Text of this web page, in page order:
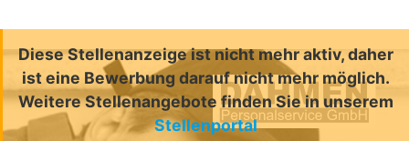
Diese Stellenanzeige ist nicht mehr aktiv, daher
ist eine Bewerbung darauf nicht mehr möglich.
Weitere Stellenangebote finden Sie in unserem
Stellenportal